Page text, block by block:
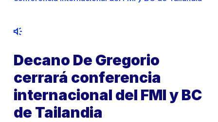
Decano De Gregorio
cerrará conferencia
internacional del FMI y BC
de Tailandia